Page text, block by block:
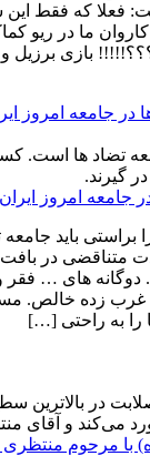
فعلا که فقط این
کاروان ما در ریو
بازی برزیل
تضاد ها است.
گیرند.
جامعه امروز ایران
براستی باید
متناقضی در
های … فقر و
غرب زده خالص.
را به راحتی […]
در بالاترین
می‌کند و آقای
با مرحوم منتظری